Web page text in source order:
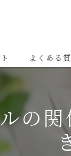
よくある
の